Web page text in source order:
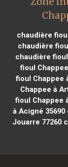
chaudière
chaudière
chaudière
fioul
fioul Chappee
Chappee à
fioul Chappee
à Acigné 35690
Jouarre 77260